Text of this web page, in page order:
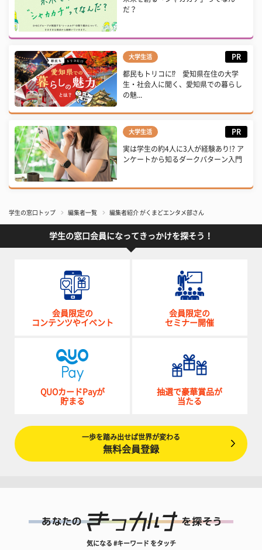
だ？
大学生活 PR
都民もトリコに⁉ 愛知県在住の大学
生・社会人に聞く、愛知県での暮らし
の魅...
大学生活 PR
実は学生の約4人に3人が経験あり!? ア
ンケートから知るダークパターン入門
学生の窓口トップ 編集者一覧 編集者紹介 がくまどエンタメ部さん
学生の窓口会員になってきっかけを探そう！
会員限定の
コンテンツやイベント
会員限定の
セミナー開催
QUOカードPayが
貯まる
抽選で豪華賞品が
当たる
一歩を踏み出せば世界が変わる
無料会員登録
気になる #キーワード をタッチ